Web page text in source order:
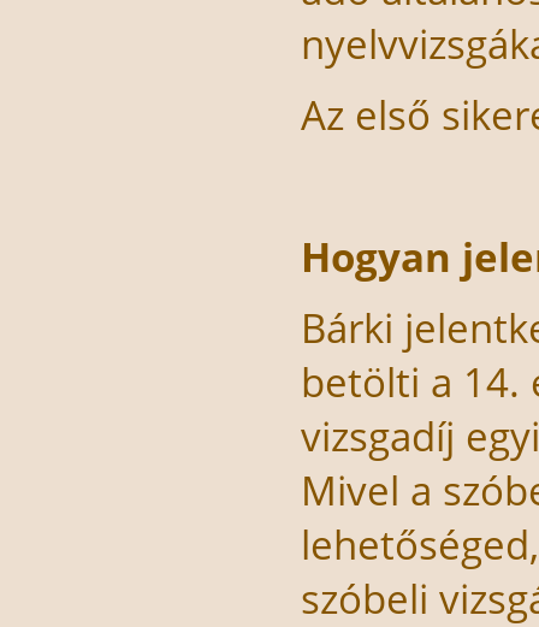
Az első
Hogyan
Bárki
betölti a 14.
vizsgadíj
Mivel a
szóbeli